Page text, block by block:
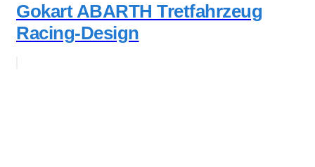
Gokart ABARTH Tretfahrzeug
Racing-Design